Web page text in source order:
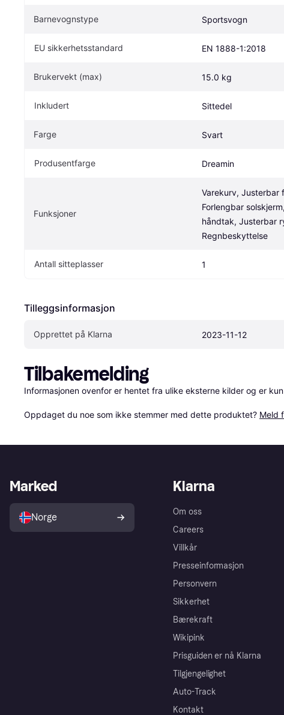
Barnevognstype Sportsvogn
EU sikkerhetsstandard EN 1888-1:2018
Brukervekt (max) 15.0 kg
Inkludert Sittedel
Farge Svart
Produsentfarge Dreamin
Funksjoner
Varekurv, Justerbar
Forlengbar
håndtak, Justerbar
Regnbeskyttelse
Antall sitteplasser 1
Tilleggsinformasjon
Opprettet på Klarna 2023-11-12
Tilbakemelding
Informasjonen ovenfor er hentet fra ulike eksterne kilder og er
Oppdaget du noe som ikke stemmer med dette produktet? Meld
Klarna
Om oss
Careers
Villkår
Presseinformasjon
Personvern
Sikkerhet
Bærekraft
Wikipink
Prisguiden er nå Klarna
Tilgjengelighet
Auto-Track
Kontakt
Marked
Norge